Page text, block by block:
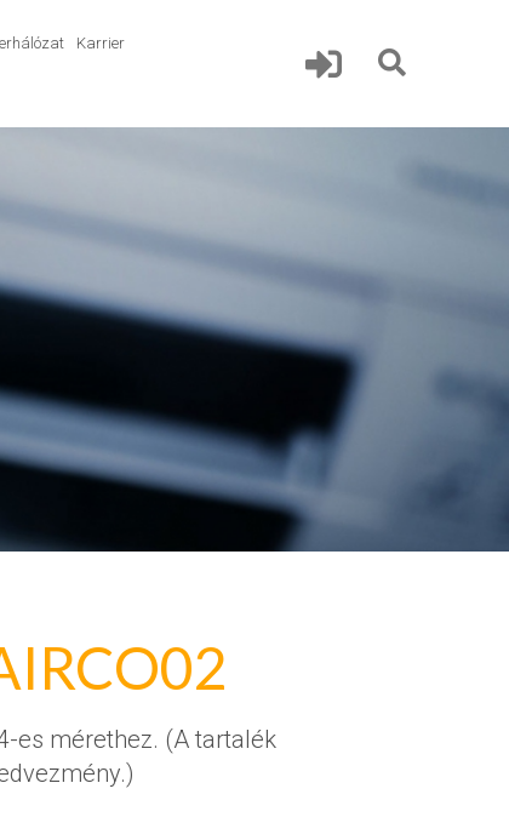
Karrier
es mérethez. (A tartalék